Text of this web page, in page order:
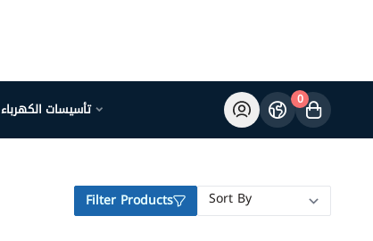
تأسيسات الكهرباء 0
Filter Products